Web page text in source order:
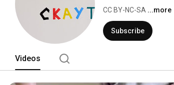
CC BY-NC-SA ...more
Subscribe
Videos